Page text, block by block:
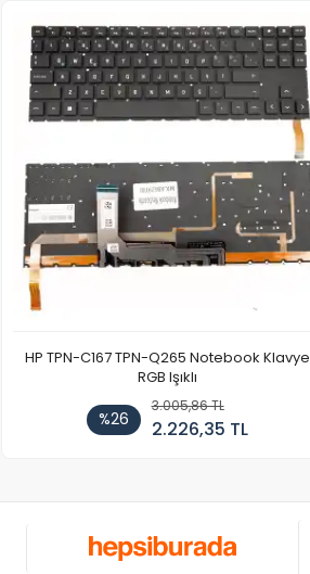
HP TPN-C167 TPN-Q265 Notebook Klavye
RGB Işıklı
%26
3.005,86 TL
2.226,35 TL